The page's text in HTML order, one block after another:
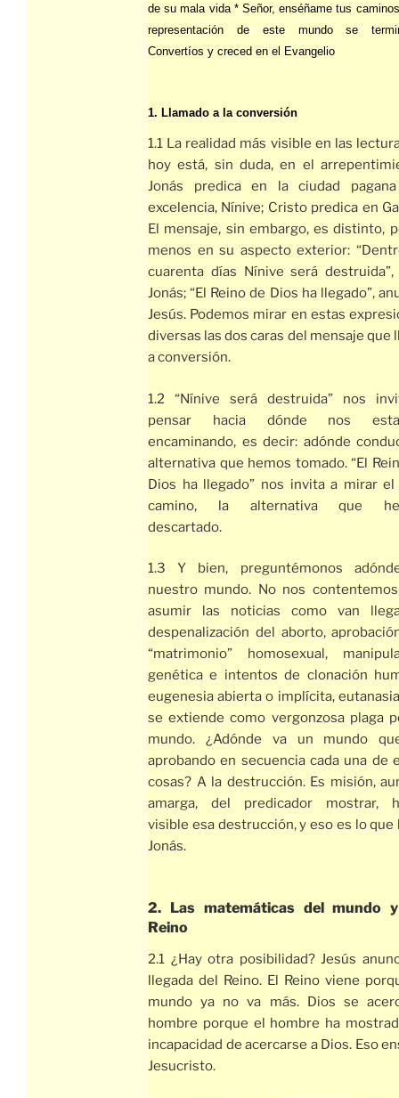
de su mala vida * Señor, enséñame tus
representación de este mundo se
Convertíos y creced en el Evangelio
1. Llamado a la conversión
1.1 La realidad más visible en las
hoy está, sin duda, en el
Jonás predica en la ciudad
excelencia, Nínive; Cristo predica en
El mensaje, sin embargo, es distinto,
menos en su aspecto exterior:
cuarenta días Nínive será destruida”,
Jonás; “El Reino de Dios ha llegado”,
Jesús. Podemos mirar en estas
diversas las dos caras del mensaje que
a conversión.
1.2 “Nínive será destruida” nos
pensar hacia dónde nos
encaminando, es decir: adónde
alternativa que hemos tomado. “El
Dios ha llegado” nos invita a mirar
camino, la alternativa que
descartado.
1.3 Y bien, preguntémonos
nuestro mundo. No nos
asumir las noticias como van
despenalización del aborto,
“matrimonio” homosexual,
genética e intentos de clonación
eugenesia abierta o implícita,
se extiende como vergonzosa plaga
mundo. ¿Adónde va un mundo
aprobando en secuencia cada una de
cosas? A la destrucción. Es misión,
amarga, del predicador mostrar,
visible esa destrucción, y eso es lo que
Jonás.
2. Las matemáticas del mundo
Reino
2.1 ¿Hay otra posibilidad? Jesús
llegada del Reino. El Reino viene
mundo ya no va más. Dios se
hombre porque el hombre ha
incapacidad de acercarse a Dios. Eso
Jesucristo.